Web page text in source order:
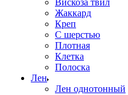
Вискоза твил
Жаккард
Креп
С шерстью
Плотная
Клетка
Полоска
Лен
Лен однотонный